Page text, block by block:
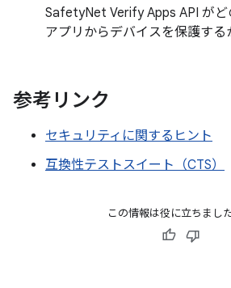
SafetyNet Verify Apps API が
アプリからデバイスを保護する
参考リンク
セキュリティに関するヒント
互換性テストスイート（CTS）
この情報は役に立ちまし